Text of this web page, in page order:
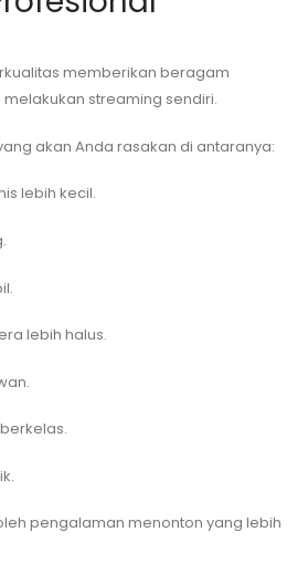
memberikan beragam
streaming sendiri.
akan Anda rasakan di antaranya:
lebih kecil.
lebih halus.
pengalaman menonton yang lebih